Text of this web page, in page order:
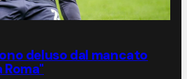
deluso dal mancato